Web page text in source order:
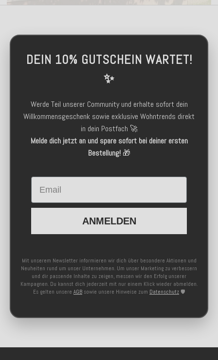
DEIN 10% GUTSCHEIN WARTET!
✨
Werde Teil unserer Community und erhalte sofort dein
Willkommensgeschenk sowie exklusive Wohntrends direkt
in dein Postfach 🚀
Melde dich jetzt an und spare sofort bei deiner ersten
Bestellung!🎁
Email
ANMELDEN
Mit unserem Newsletter informieren wir dich über besondere Aktionen und
Neuheiten rund um unser Unternehmen. Um unser Marketing zu verbessern
und dir passende Inhalte zu zeigen, messen wir den Erfolg unserer
Kampagnen. Du kannst dich jederzeit mit nur einem Klick wieder abmelden.
Es gelten unsere AGB sowie unsere Hinweise zum Datenschutz 🛡️